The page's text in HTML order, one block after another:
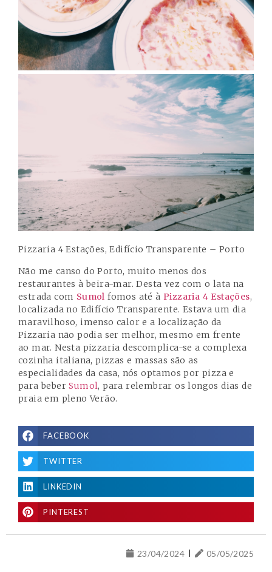
Pizzaria 4 Estações, Edifício Transparente – Porto
Não me canso do Porto, muito menos dos
restaurantes à beira-mar. Desta vez com o lata na
estrada com Sumol fomos até àPizzaria 4 Estações,
localizada no Edifício Transparente. Estava um dia
maravilhoso, imenso calor e a localização da
Pizzaria não podia ser melhor, mesmo em frente
ao mar. Nesta pizzaria descomplica-se a complexa
cozinha italiana, pizzas e massas são as
especialidades da casa, nós optamos por pizza e
para beberSumol, para relembrar os longos dias de
praia em pleno Verão.
FACEBOOK
TWITTER
LINKEDIN
PINTEREST
23/04/2024 05/05/2025